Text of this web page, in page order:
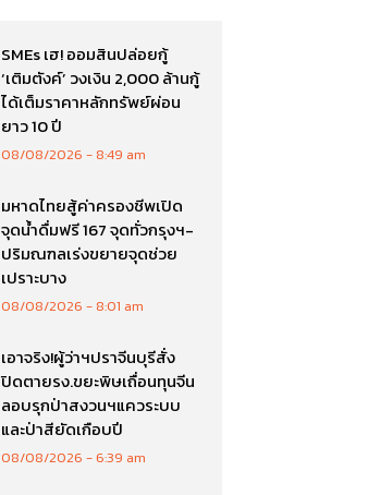
SMEs เฮ! ออมสินปล่อยกู้
‘เติมตังค์’ วงเงิน 2,000 ล้านกู้
ได้เต็มราคาหลักทรัพย์ผ่อน
ยาว 10 ปี
08/08/2026 8:49 am
มหาดไทยสู้ค่าครองชีพเปิด
จุดน้ำดื่มฟรี 167 จุดทั่วกรุงฯ-
ปริมณฑลเร่งขยายจุดช่วย
เปราะบาง
08/08/2026 8:01 am
เอาจริง!ผู้ว่าฯปราจีนบุรีสั่ง
ปิดตายรง.ขยะพิษเถื่อนทุนจีน
ลอบรุกป่าสงวนฯแควระบบ
และป่าสียัดเกือบปี
08/08/2026 6:39 am